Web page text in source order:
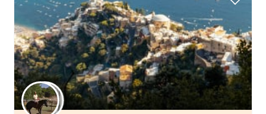
Choisissez votre local favori